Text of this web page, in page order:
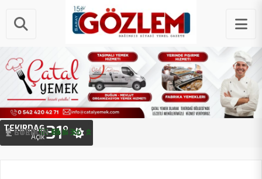
STERLIN 64.43 ₺
TEKIRDAĞ
Açık31°